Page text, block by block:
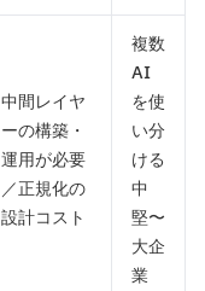
中間レイヤ
ーの構築・
運用が必要
／正規化の
設計コスト
複数
AI
を使
い分
ける
中
堅〜
大企
業